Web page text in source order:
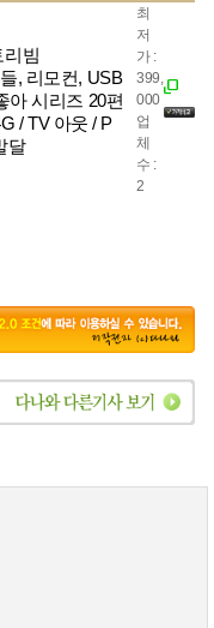
리빔
, 리모컨, USB
아 시리즈 20편
/ TV 아웃 / P
달
최
저
가 :
399,
000
업
체
수 :
2